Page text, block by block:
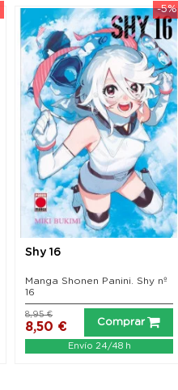
-5%
Shy 16
Manga Shonen Panini. Shy nº
16
8,50 €
8,95 €
Comprar
Envío 24/48 h